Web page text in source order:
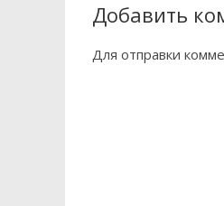
Добавить
Для отправки